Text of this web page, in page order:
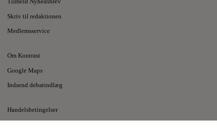
Skriv til redaktionen
Medlemsservice
Om Kontrast
Google Maps
Indsend debatindlæg
Handelsbetingelser